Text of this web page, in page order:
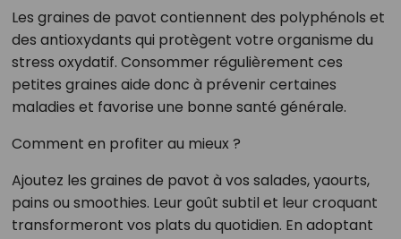
Les graines de pavot contiennent des polyphénols et
des antioxydants qui protègent votre organisme du
stress oxydatif. Consommer régulièrement ces
petites graines aide donc à prévenir certaines
maladies et favorise une bonne santé générale.
Comment en profiter au mieux ?
Ajoutez les graines de pavot à vos salades, yaourts,
pains ou smoothies. Leur goût subtil et leur croquant
transformeront vos plats du quotidien. En adoptant